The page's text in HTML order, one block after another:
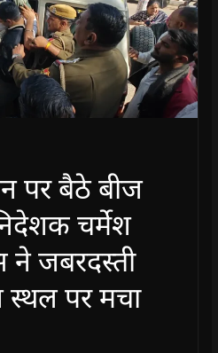
बैठे बीज
चर्मेश
ने जबरदस्ती
पर मचा